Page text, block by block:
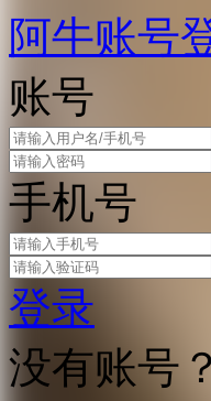
阿牛账号
账号
手机号
登录
没有账号？